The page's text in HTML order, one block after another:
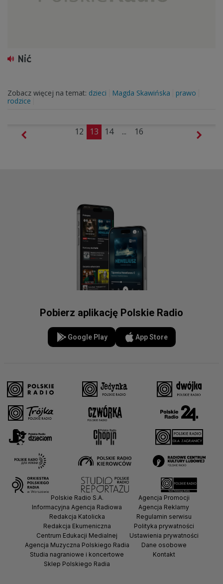
Nić
Zobacz więcej na temat: dzieci Magda Skawińska
prawo
rodzice
12 13 14 ... 16
Pobierz aplikację Polskie Radio
Google Play App Store
Polskie Radio S.A.
Informacyjna Agencja Radiowa
Redakcja Katolicka
Redakcja Ekumeniczna
Centrum Edukacji Medialnej
Agencja Muzyczna Polskiego Radia
Studia nagraniowe i koncertowe
Sklep Polskiego Radia
Agencja Promocji
Agencja Reklamy
Regulamin serwisu
Polityka prywatności
Ustawienia prywatności
Dane osobowe
Kontakt